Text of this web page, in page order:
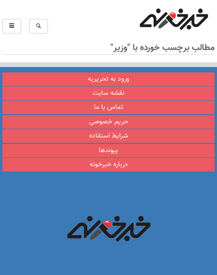
مطالب برچسب خورده با "وزیر"
ورود به تحریریه
نقشه سایت
تماس با ما
حریم خصوصی
شرایط استفاده
پیوندها
درباره خبرخونه